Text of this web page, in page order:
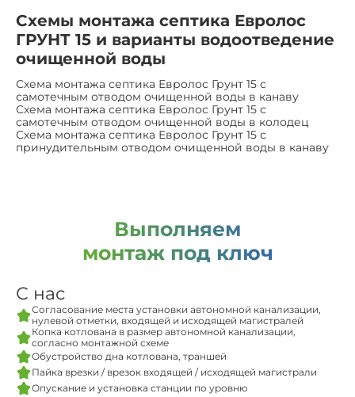
Схемы монтажа септика Евролос
ГРУНТ 15 и варианты водоотведение
очищенной воды
Схема монтажа септика Евролос Грунт 15 с
самотечным отводом очищенной воды в канаву
Схема монтажа септика Евролос Грунт 15 с
самотечным отводом очищенной воды в колодец
Схема монтажа септика Евролос Грунт 15 с
принудительным отводом очищенной воды в канаву
Выполняем
монтаж под ключ
С нас
Согласование места установки автономной канализации,
нулевой отметки, входящей и исходящей магистралей
Копка котлована в размер автономной канализации,
согласно монтажной схеме
Обустройство дна котлована, траншей
Пайка врезки / врезок входящей / исходящей магистрали
Опускание и установка станции по уровню